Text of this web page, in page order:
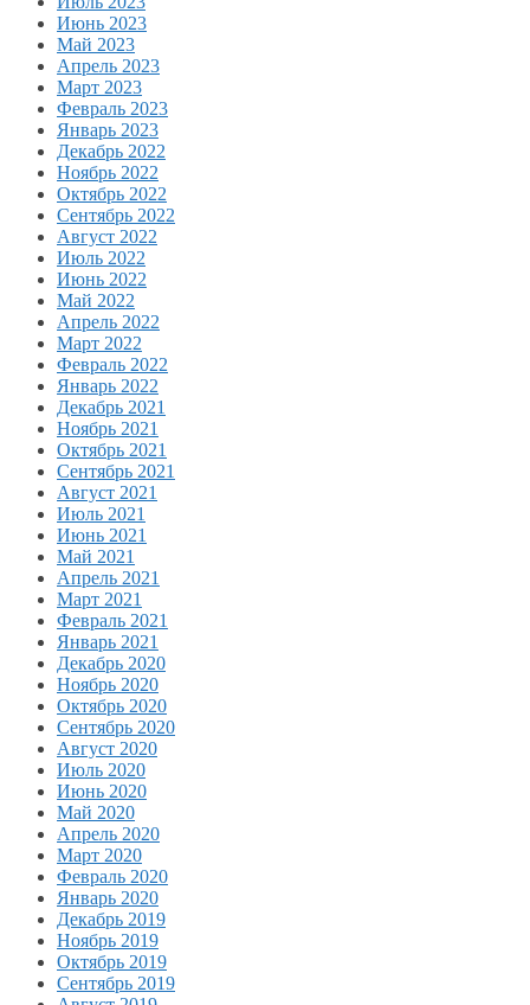
Июнь 2023
Май 2023
Апрель 2023
Март 2023
Февраль 2023
Январь 2023
Декабрь 2022
Ноябрь 2022
Октябрь 2022
Сентябрь 2022
Август 2022
Июль 2022
Июнь 2022
Май 2022
Апрель 2022
Март 2022
Февраль 2022
Январь 2022
Декабрь 2021
Ноябрь 2021
Октябрь 2021
Сентябрь 2021
Август 2021
Июль 2021
Июнь 2021
Май 2021
Апрель 2021
Март 2021
Февраль 2021
Январь 2021
Декабрь 2020
Ноябрь 2020
Октябрь 2020
Сентябрь 2020
Август 2020
Июль 2020
Июнь 2020
Май 2020
Апрель 2020
Март 2020
Февраль 2020
Январь 2020
Декабрь 2019
Ноябрь 2019
Октябрь 2019
Сентябрь 2019